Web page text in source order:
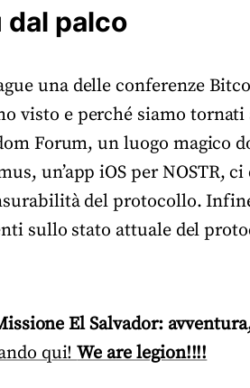
dal palco
una delle conferenze
visto e perché siamo
Forum, un luogo magico
un’app iOS per NOSTR,
del protocollo.
sullo stato attuale del
El Salvador:
qui!We are legion!!!!